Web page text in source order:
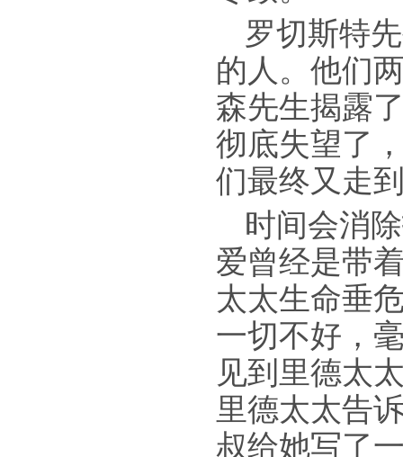
罗切斯特
的人。他们
森先生揭露
彻底失望了
们最终又走
时间会消
爱曾经是带
太太生命垂
一切不好，
见到里德太
里德太太告
叔给她写了